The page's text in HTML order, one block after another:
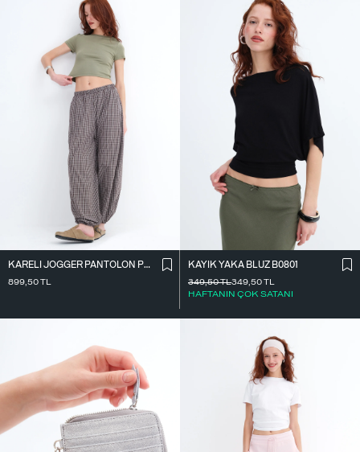
KARELI JOGGER PANTOLON PN18222
899,50TL
KAYIK YAKA BLUZ B0801
349,50TL
HAFTANIN ÇOK SATANI
349,50TL